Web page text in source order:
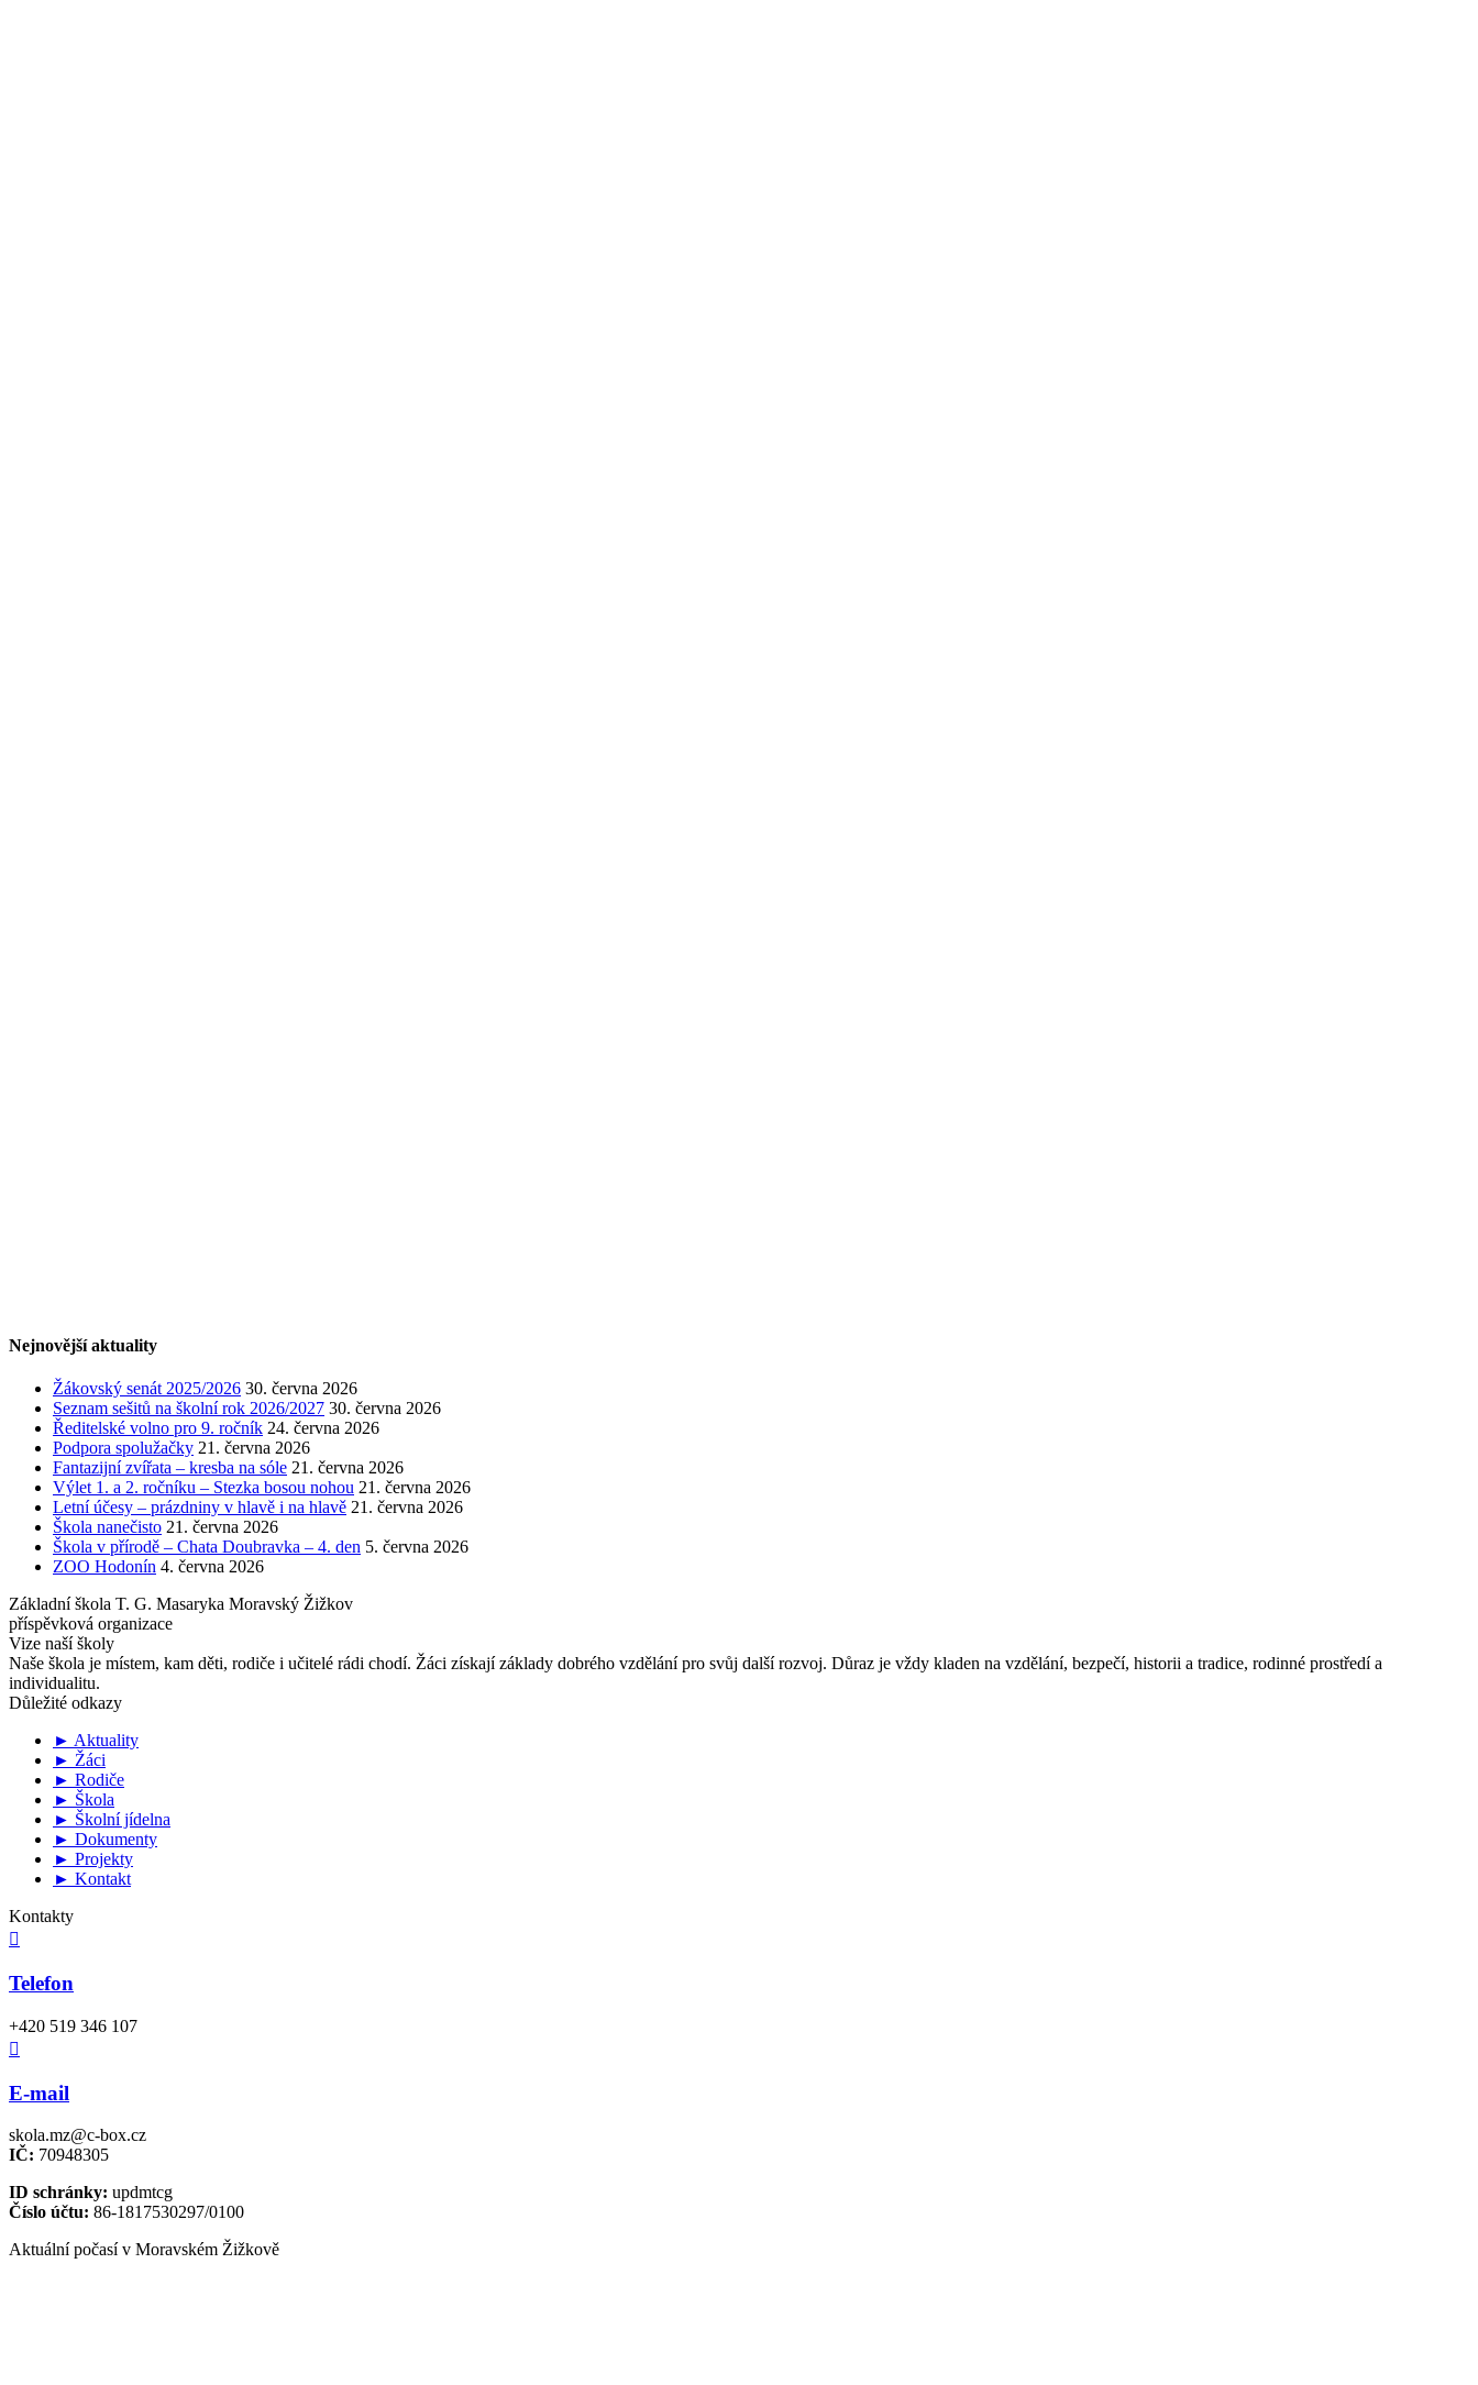
Nejnovější aktuality
Žákovský senát 2025/2026 30. června 2026
Seznam sešitů na školní rok 2026/2027 30. června 2026
Ředitelské volno pro 9. ročník 24. června 2026
Podpora spolužačky 21. června 2026
Fantazijní zvířata – kresba na sóle 21. června 2026
Výlet 1. a 2. ročníku – Stezka bosou nohou 21. června 2026
Letní účesy – prázdniny v hlavě i na hlavě 21. června 2026
Škola nanečisto 21. června 2026
Škola v přírodě – Chata Doubravka – 4. den 5. června 2026
ZOO Hodonín 4. června 2026
Základní škola T. G. Masaryka Moravský Žižkov
příspěvková organizace
Vize naší školy
Naše škola je místem, kam děti, rodiče i učitelé rádi chodí. Žáci získají základy dobrého vzdělání pro svůj další rozvoj. Důraz je vždy kladen na vzdělání, bezpečí, historii a tradice, rodinné prostředí a
individualitu.
Důležité odkazy
► Aktuality
► Žáci
► Rodiče
► Škola
► Školní jídelna
► Dokumenty
► Projekty
► Kontakt
Kontakty

Telefon
+420 519 346 107

E-mail
skola.mz@c-box.cz
IČ: 70948305
ID schránky: updmtcg
Číslo účtu: 86-1817530297/0100
Aktuální počasí v Moravském Žižkově